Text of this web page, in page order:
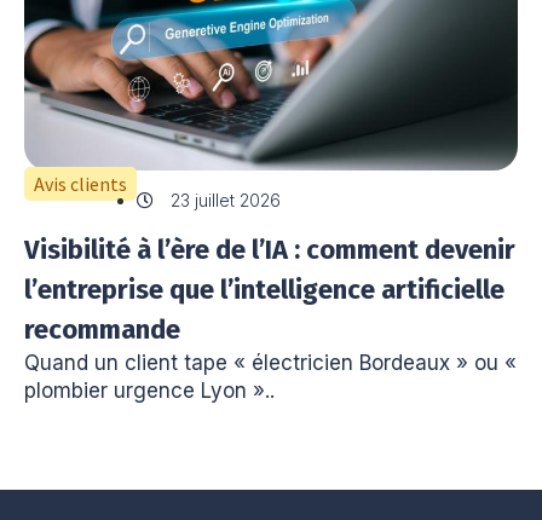
Avis clients
23 juillet 2026
Visibilité à l’ère de l’IA : comment devenir
l’entreprise que l’intelligence artificielle
recommande
Quand un client tape « électricien Bordeaux » ou «
plombier urgence Lyon »..